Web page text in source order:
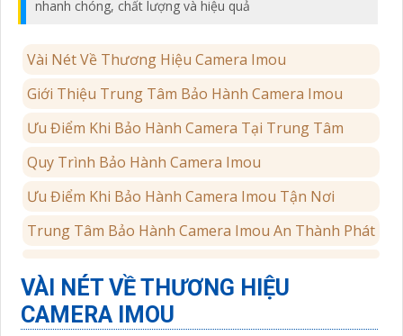
nhanh chóng, chất lượng và hiệu quả
Vài Nét Về Thương Hiệu Camera Imou
Giới Thiệu Trung Tâm Bảo Hành Camera Imou
Ưu Điểm Khi Bảo Hành Camera Tại Trung Tâm
Quy Trình Bảo Hành Camera Imou
Ưu Điểm Khi Bảo Hành Camera Imou Tận Nơi
Trung Tâm Bảo Hành Camera Imou An Thành Phát
VÀI NÉT VỀ THƯƠNG HIỆU
CAMERA IMOU